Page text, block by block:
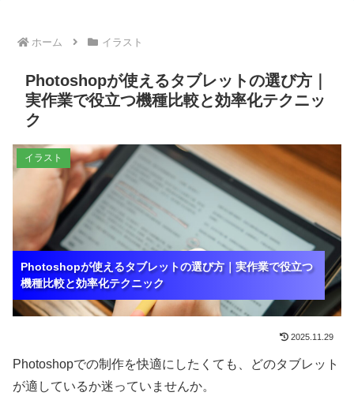
ホーム イラスト
Photoshopが使えるタブレットの選び方｜
実作業で役立つ機種比較と効率化テクニッ
ク
Photoshopが使えるタブレットの選び方｜実作業で役立つ
機種比較と効率化テクニック
Photoshopが使えるタブレットの選び方｜実作業で役立つ
機種比較と効率化テクニック
Photoshopが使えるタブレットの選び方｜実作業で役立つ
機種比較と効率化テクニック
イラスト
2025.11.29
Photoshopでの制作を快適にしたくても、どのタブレット
が適しているか迷っていませんか。